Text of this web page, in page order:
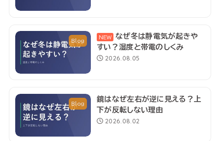
Blog
なぜ冬は静電気が起きや
すい？湿度と帯電のしくみ
2026.08.05
Blog
鏡はなぜ左右が逆に見える？上
下が反転しない理由
2026.08.02